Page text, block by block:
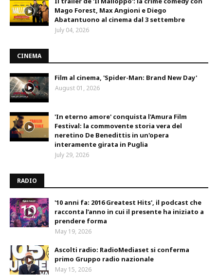
Mago Forest, Max Angioni e Diego
Abatantuono al cinema dal 3 settembre
July 04, 2026
CINEMA
Film al cinema, 'Spider-Man: Brand New Day'
August 01, 2026
'In eterno amore' conquista l'Amura Film
Festival: la commovente storia vera del
neretino De Benedittis in un'opera
interamente girata in Puglia
July 29, 2026
RADIO
'10 anni fa: 2016 Greatest Hits', il podcast che
racconta l’anno in cui il presente ha iniziato a
prendere forma
May 19, 2026
Ascolti radio: RadioMediaset si conferma
primo Gruppo radio nazionale
May 15, 2026